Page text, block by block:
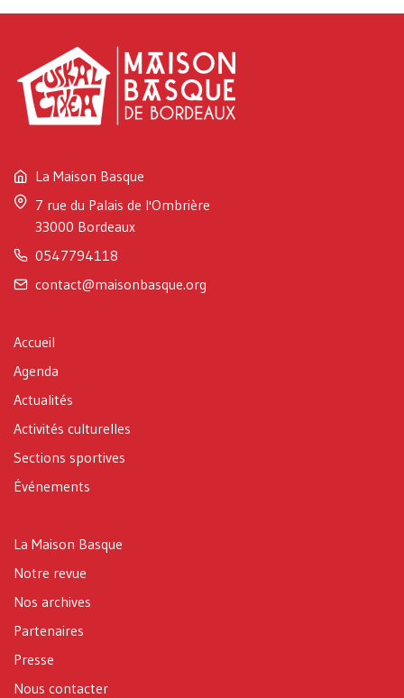
La Maison Basque
7 rue du Palais de l'Ombrière
33000 Bordeaux
0547794118
contact@maisonbasque.org
Accueil
Agenda
Actualités
Activités culturelles
Sections sportives
Événements
La Maison Basque
Notre revue
Nos archives
Partenaires
Presse
Nous contacter